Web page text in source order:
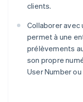
clients.
Collaborer
permet à une
prélèvements
son propre
User Number ou